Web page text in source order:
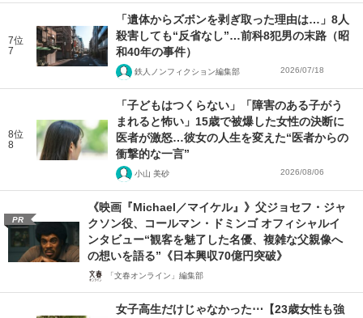
7位
7
「遺体からズボンを剥ぎ取った理由は…」8人
殺害しても“反省なし”…前科8犯男の末路（昭
和40年の事件）
鉄人ノンフィクション編集部 2026/07/18
8位
8
「子どもはつくらない」「障害のある子がう
まれると怖い」15歳で被爆した女性の決断に
医者が激怒…彼女の人生を変えた“医者からの
衝撃的な一言”
小山 美砂 2026/08/06
PR
《映画『Michael／マイケル』》父ジョセフ・ジャ
クソン役、コールマン・ドミンゴ オフィシャルイ
ンタビュー“観客を魅了した名優、複雑な父親像へ
の想いを語る”《日本興収70億円突破》
「文春オンライン」編集部
女子高生だけじゃなかった⋯【23歳女性も強